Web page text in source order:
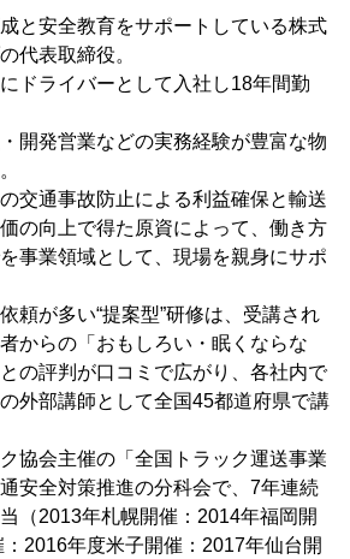
と安全教育をサポートしている株式
代表取締役。
ドライバーとして入社し18年間勤
開発営業などの実務経験が豊富な物
交通事故防止による利益確保と輸送
の向上で得た原資によって、働き方
事業領域として、現場を親身にサポ
頼が多い“提案型”研修は、受講され
からの「おもしろい・眠くならな
の評判が口コミで広がり、各社内で
外部講師として全国45都道府県で講
協会主催の「全国トラック運送事業
安全対策推進の分科会で、7年連続
（2013年札幌開催：2014年福岡開
2016年度米子開催：2017年仙台開